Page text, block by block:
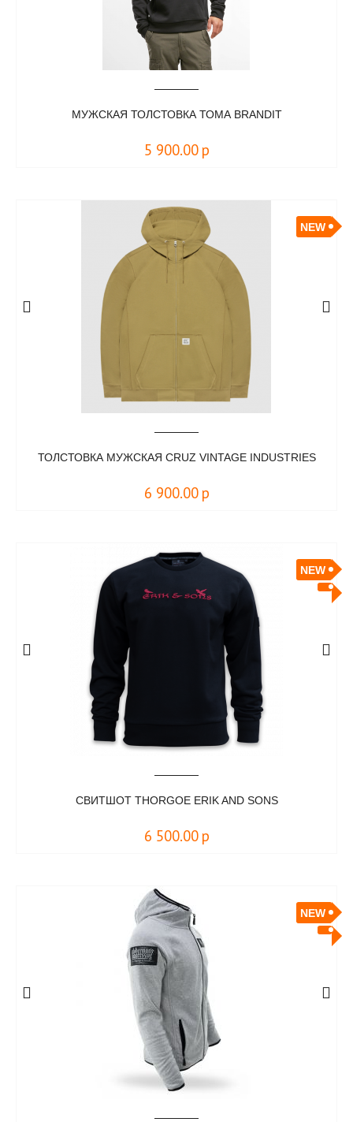
МУЖСКАЯ ТОЛСТОВКА ТОМА BRANDIT
5 900.00 р
NEW
ТОЛСТОВКА МУЖСКАЯ CRUZ VINTAGE INDUSTRIES
6 900.00 р
NEW
СВИТШОТ THORGOE ERIK AND SONS
6 500.00 р
NEW